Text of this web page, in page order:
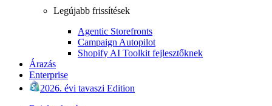
Legújabb frissítések
Agentic Storefronts
Campaign Autopilot
Shopify AI Toolkit fejlesztőknek
Árazás
Enterprise
2026. évi tavaszi Edition